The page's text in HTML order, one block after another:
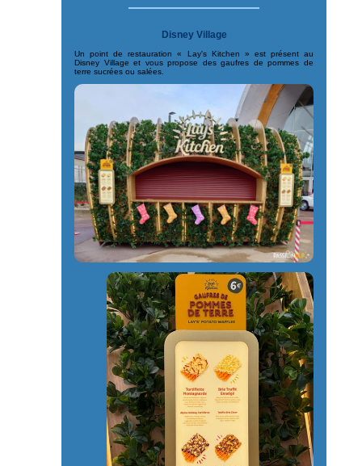
Disney Village
Un point de restauration « Lay's Kitchen » est présent au
Disney Village et vous propose des gaufres de pommes de
terre sucrées ou salées.